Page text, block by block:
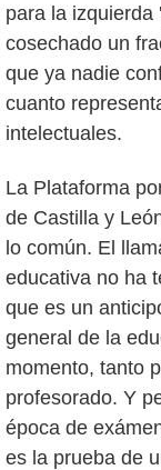
para la izquierda
cosechado un
que ya nadie
cuanto
intelectuales.
La Plataforma
de Castilla y
lo común. El
educativa no ha
que es un
general de la
momento, tanto
profesorado. Y
época de
es la prueba de